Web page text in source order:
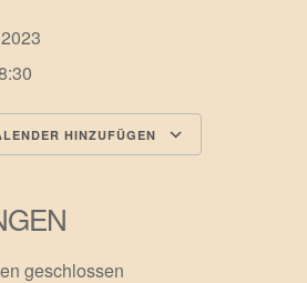
2023
HINZUFÜGEN
geschlossen